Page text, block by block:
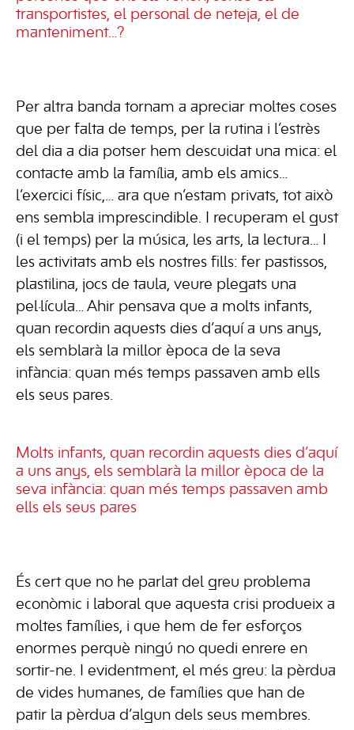
transportistes, el personal de neteja, el de
manteniment…?
Per altra banda tornam a apreciar moltes coses
que per falta de temps, per la rutina i l’estrès
del dia a dia potser hem descuidat una mica: el
contacte amb la família, amb els amics…
l’exercici físic,… ara que n’estam privats, tot això
ens sembla imprescindible. I recuperam el gust
(i el temps) per la música, les arts, la lectura… I
les activitats amb els nostres fills: fer pastissos,
plastilina, jocs de taula, veure plegats una
pel·lícula… Ahir pensava que a molts infants,
quan recordin aquests dies d’aquí a uns anys,
els semblarà la millor època de la seva
infància: quan més temps passaven amb ells
els seus pares.
Molts infants, quan recordin aquests dies d’aquí
a uns anys, els semblarà la millor època de la
seva infància: quan més temps passaven amb
ells els seus pares
És cert que no he parlat del greu problema
econòmic i laboral que aquesta crisi produeix a
moltes famílies, i que hem de fer esforços
enormes perquè ningú no quedi enrere en
sortir-ne. I evidentment, el més greu: la pèrdua
de vides humanes, de famílies que han de
patir la pèrdua d’algun dels seus membres.